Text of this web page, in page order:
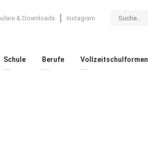
& Downloads Instagram
Schule Berufe Vollzeitschulformen